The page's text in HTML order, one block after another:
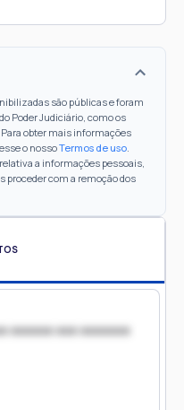
são públicas e foram
Poder Judiciário, como os
obter mais informações
o nossoTermos de uso.
a informações pessoais,
proceder com a remoção dos
xxxxxx xxx xxxxxxx